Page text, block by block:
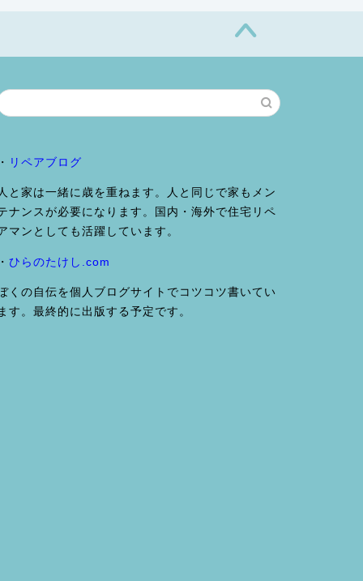
リペアブログ
と家は一緒に歳を重ねます。人と同じで家もメン
ナンスが必要になります。国内・海外で住宅リペ
マンとしても活躍しています。
ひらのたけし.com
くの自伝を個人ブログサイトでコツコツ書いてい
す。最終的に出版する予定です。